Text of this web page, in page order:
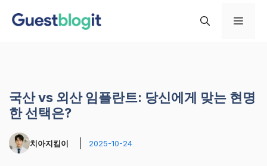
메
국산 vs 외산 임플란트: 당신에게 맞는 현명
한 선택은?
치아지킴이 2025-10-24